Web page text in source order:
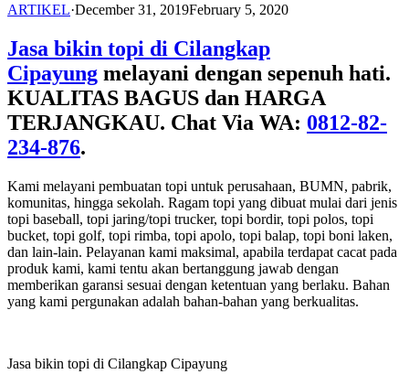
ARTIKEL·December 31, 2019February 5, 2020
Jasa bikin topi di Cilangkap
Cipayung melayani dengan sepenuh hati.
KUALITAS BAGUS dan HARGA
TERJANGKAU. Chat Via WA: 0812-82-
234-876.
Kami melayani pembuatan topi untuk perusahaan, BUMN, pabrik,
komunitas, hingga sekolah. Ragam topi yang dibuat mulai dari jenis
topi baseball, topi jaring/topi trucker, topi bordir, topi polos, topi
bucket, topi golf, topi rimba, topi apolo, topi balap, topi boni laken,
dan lain-lain. Pelayanan kami maksimal, apabila terdapat cacat pada
produk kami, kami tentu akan bertanggung jawab dengan
memberikan garansi sesuai dengan ketentuan yang berlaku. Bahan
yang kami pergunakan adalah bahan-bahan yang berkualitas.
Jasa bikin topi di Cilangkap Cipayung